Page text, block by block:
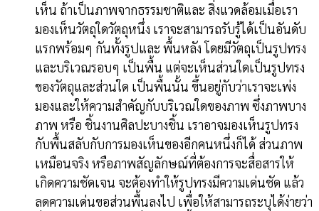
เห็น ถ้าเป็นภาพจากธรรมชาติและ สิ่งแวดล้อมเมื่อเรา
มองเห็นวัตถุใดวัตถุหนึ่ง เราจะสามารถรับรู้ได้เป็นอันดับ
แรกพร้อมๆ กันทั้งรูปและ พื้นหลัง โดยมีวัตถุเป็นรูปทรง
และบริเวณรอบๆ เป็นพื้น แต่จะเห็นส่วนใดเป็นรูปทรง
ของวัตถุและส่วนใด เป็นพื้นนั้น ขึ้นอยู่กับว่าเราจะเพ่ง
มองและให้ความสำคัญกับบริเวณใดของภาพ ซึ่งภาพบาง
ภาพ หรือ ชิ้นงานศิลปะบางชิ้น เราอาจมองเห็นรูปทรง
กับพื้นสลับกับการมองเห็นของอีกคนหนึ่งก็ได้ ส่วนภาพ
เหมือนจริง หรือภาพสัญลักษณ์ที่ต้องการจะสื่อสารให้
เกิดความชัดเจน จะต้องทำให้รูปทรงมีความเด่นชัด แล้ว
ลดความเด่นขอส่วนพื้นลงไป เพื่อให้สามารถระบุได้ง่ายว่า